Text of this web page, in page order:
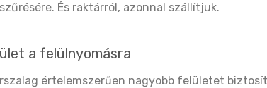
És raktárról, azonnal szállítjuk.
a felülnyomásra
értelemszerűen nagyobb felületet biztosít